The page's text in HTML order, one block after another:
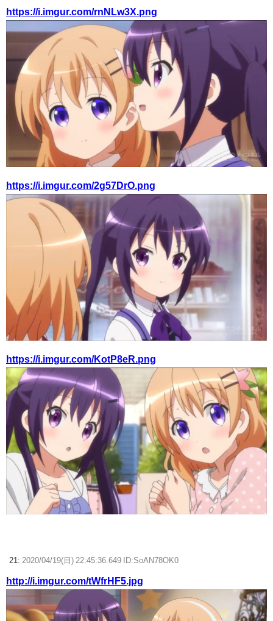
https://i.imgur.com/rnNLw3X.png
https://i.imgur.com/2g57DrO.png
https://i.imgur.com/KotP8eR.png
21: 2020/04/19(日) 22:45:36.649 ID:SoAN78OK0
http://i.imgur.com/tWfrHF5.jpg